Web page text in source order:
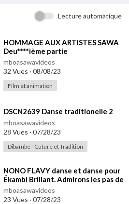
Lecture automatique
⁣HOMMAGE AUX ARTISTES SAWA
Deu****ième partie
mboasawavideos
32 Vues · 08/08/23
Film et animation
⁣DSCN2639 Danse traditionelle 2
mboasawavideos
28 Vues · 07/28/23
Dibambe - Cuture et Tradition
⁣NONO FLAVY danse et danse pour
Ékambi Brillant. Admirons les pas de
l'artiste
mboasawavideos
23 Vues · 07/28/23